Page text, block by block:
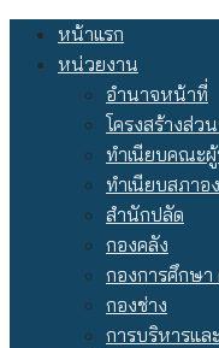
Skip หน้าแรก
หน่วยงาน
อำนาจหน้าที่
โครงสร้างส่ว
ทำเนียบคณะ
ทำเนียบสภาอ
สำนักปลัด
กองคลัง
กองการศึกษ
กองช่าง
การบริหารแ